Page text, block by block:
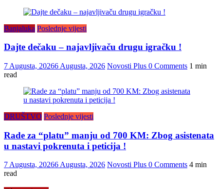
Banjaluka Poslednje vijesti
Dajte dečaku – najavljivaču drugu igračku !
7 Augusta, 20266 Augusta, 2026 Novosti Plus 0 Comments 1 min
read
DRUŠTVO Poslednje vijesti
Rade za “platu” manju od 700 KM: Zbog asistenata
u nastavi pokrenuta i peticija !
7 Augusta, 20266 Augusta, 2026 Novosti Plus 0 Comments 4 min
read